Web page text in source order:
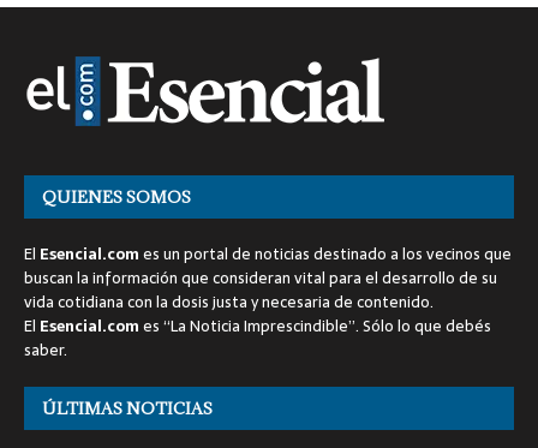
QUIENES SOMOS
El Esencial.comes un portal de noticias destinado a los vecinos que
buscan la información que consideran vital para el desarrollo de su
vida cotidiana con la dosis justa y necesaria de contenido.
El Esencial.comes “La Noticia Imprescindible”. Sólo lo que debés
saber.
ÚLTIMAS NOTICIAS